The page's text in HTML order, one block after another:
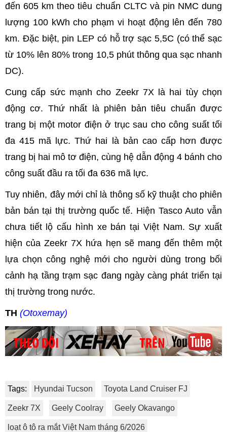
đến 605 km theo tiêu chuẩn CLTC và pin NMC dung
lượng 100 kWh cho phạm vi hoạt động lên đến 780
km. Đặc biệt, pin LEP có hỗ trợ sạc 5,5C (có thể sạc
từ 10% lên 80% trong 10,5 phút thông qua sạc nhanh
DC).
Cung cấp sức mạnh cho Zeekr 7X là hai tùy chọn
động cơ. Thứ nhất là phiên bản tiêu chuẩn được
trang bị một motor điện ở trục sau cho công suất tối
đa 415 mã lực. Thứ hai là bản cao cấp hơn được
trang bị hai mô tơ điện, cùng hệ dẫn động 4 bánh cho
công suất đầu ra tối đa 636 mã lực.
Tuy nhiên, đây mới chỉ là thông số kỹ thuật cho phiên
bản bán tại thị trường quốc tế. Hiện Tasco Auto vẫn
chưa tiết lộ cấu hình xe bán tại Việt Nam. Sự xuất
hiện của Zeekr 7X hứa hẹn sẽ mang đến thêm một
lựa chọn công nghệ mới cho người dùng trong bối
cảnh hạ tầng trạm sạc đang ngày càng phát triển tại
thị trường trong nước.
TH (Otoxemay)
Tags: Hyundai Tucson Toyota Land Cruiser FJ
Zeekr 7X Geely Coolray Geely Okavango
loạt ô tô ra mắt Việt Nam tháng 6/2026